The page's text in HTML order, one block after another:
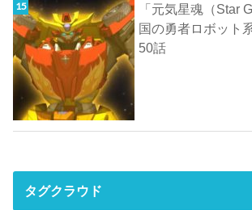
「元気星魂（Star
国の勇者ロボット
50話
タグクラウド